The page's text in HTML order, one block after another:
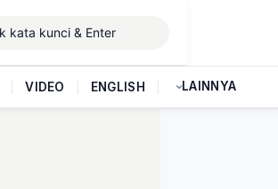
VIDEO ENGLISH LAINNYA